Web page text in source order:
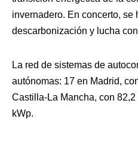
invernadero. En concerto,
descarbonización y lucha
La red de sistemas de
autónomas: 17 en Madrid,
Castilla-La Mancha, con
kWp.